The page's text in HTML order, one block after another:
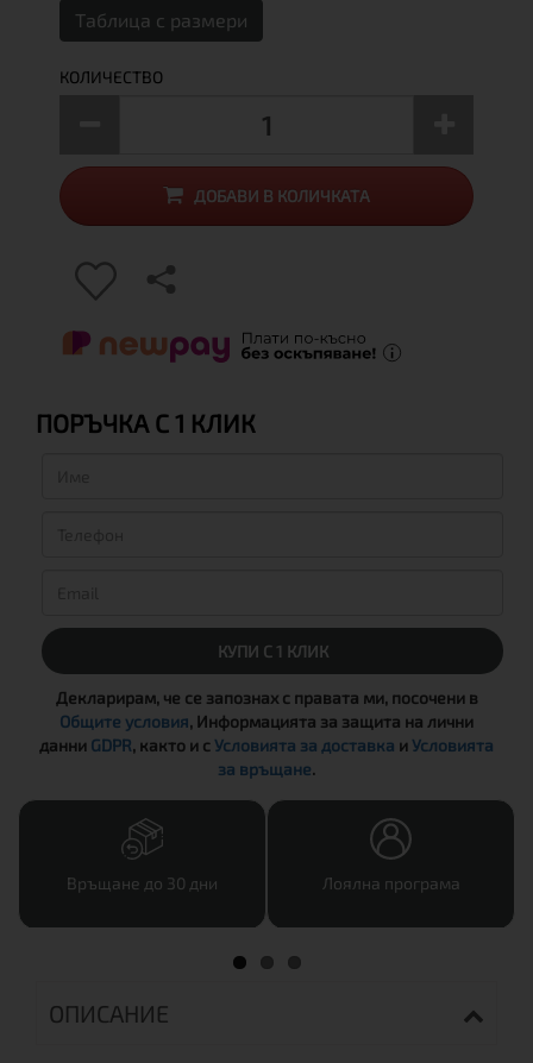
Таблица с размери
КОЛИЧЕСТВО
ДОБАВИ В КОЛИЧКАТА
ПОРЪЧКА С 1 КЛИК
КУПИ С 1 КЛИК
Декларирам, че се запознах с правата ми, посочени в
Общите условия, Информацията за защита на лични
данни GDPR, както и сУсловията за доставка иУсловията
за връщане.
Връщане до 30 дни Лоялна програма
ОПИСАНИЕ